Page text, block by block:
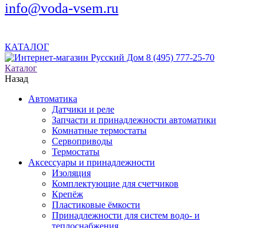
info@voda-vsem.ru
КАТАЛОГ
8 (495) 777-25-70
Каталог
Назад
Автоматика
Датчики и реле
Запчасти и принадлежности автоматики
Комнатные термостаты
Сервоприводы
Термостаты
Аксессуары и принадлежности
Изоляция
Комплектующие для счетчиков
Крепёж
Пластиковые ёмкости
Принадлежности для систем водо- и
теплоснабжения